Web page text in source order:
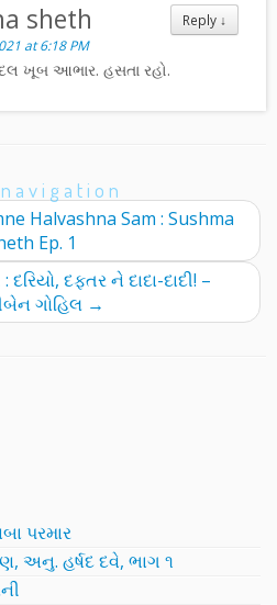
Reply ↓
sheth
at 6:18 PM
ખૂબ આભાર. હસતા રહો.
Halvashna Sam : Sushma
Ep. 1
દરિયો, દફ્તર ને દાદા-દાદી! –
ગોહિલ →
પરમાર
અનુ. હર્ષદ દવે, ભાગ ૧